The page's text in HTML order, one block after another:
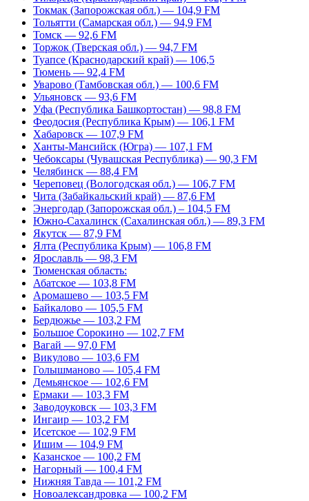
Токмак (Запорожская обл.) — 104,9 FM
Тольятти (Самарская обл.) — 94,9 FM
Томск — 92,6 FM
Торжок (Тверская обл.) — 94,7 FM
Туапсе (Краснодарский край) — 106,5
Тюмень — 92,4 FM
Уварово (Тамбовская обл.) — 100,6 FM
Ульяновск — 93,6 FM
Уфа (Республика Башкортостан) — 98,8 FM
Феодосия (Республика Крым) — 106,1 FM
Хабаровск — 107,9 FM
Ханты-Мансийск (Югра) — 107,1 FM
Чебоксары (Чувашская Республика) — 90,3 FM
Челябинск — 88,4 FM
Череповец (Вологодская обл.) — 106,7 FM
Чита (Забайкальский край) — 87,6 FM
Энергодар (Запорожская обл.) – 104,5 FM
Южно-Сахалинск (Сахалинская обл.) — 89,3 FM
Якутск — 87,9 FM
Ялта (Республика Крым) — 106,8 FM
Ярославль — 98,3 FM
Тюменская область:
Абатское — 103,8 FM
Аромашево — 103,5 FM
Байкалово — 105,5 FM
Бердюжье — 103,2 FM
Большое Сорокино — 102,7 FM
Вагай — 97,0 FM
Викулово — 103,6 FM
Голышманово — 105,4 FM
Демьянское — 102,6 FM
Ермаки — 103,3 FM
Заводоуковск — 103,3 FM
Ингаир — 103,2 FM
Исетское — 102,9 FM
Ишим — 104,9 FM
Казанское — 100,2 FM
Нагорный — 100,4 FM
Нижняя Тавда — 101,2 FM
Новоалександровка — 100,2 FM